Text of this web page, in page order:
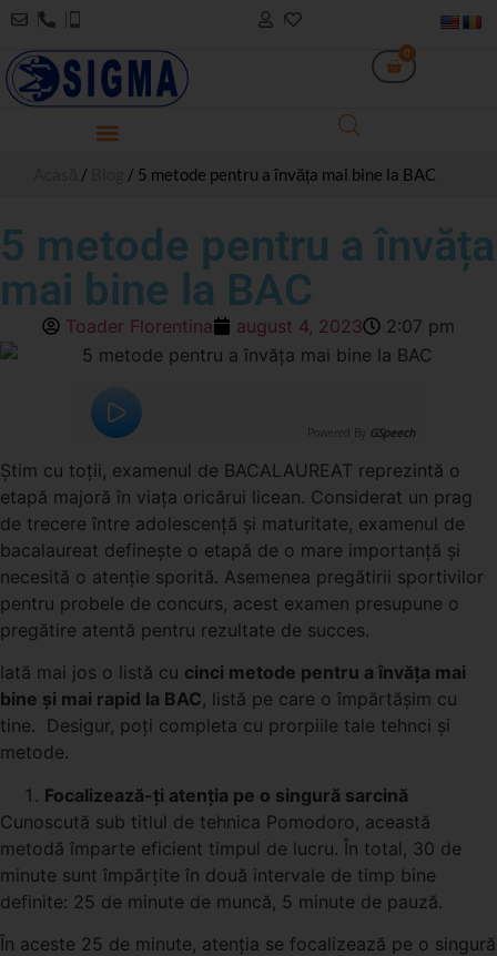
0
/ / 5 metode pentru a învăța mai bine la BAC
5 metode pentru a învăța
mai bine la BAC
Toader Florentina august 4, 2023 2:07 pm
Powered By GSpeech
Știm cu toții, examenul de BACALAUREAT reprezintă o
etapă majoră în viața oricărui licean. Considerat un prag
de trecere între adolescență și maturitate, examenul de
bacalaureat definește o etapă de o mare importanță și
necesită o atenție sporită. Asemenea pregătirii sportivilor
pentru probele de concurs, acest examen presupune o
pregătire atentă pentru rezultate de succes.
Iată mai jos o listă cu cinci metode pentru a învăța mai
bine și mai rapid la BAC, listă pe care o împărtășim cu
tine. Desigur, poți completa cu prorpiile tale tehnci și
metode.
Focalizează-ți atenția pe o singură sarcină
Cunoscută sub titlul de tehnica Pomodoro, această
metodă împarte eficient timpul de lucru. În total, 30 de
minute sunt împărțite în două intervale de timp bine
definite: 25 de minute de muncă, 5 minute de pauză.
În aceste 25 de minute, atenția se focalizează pe o singură